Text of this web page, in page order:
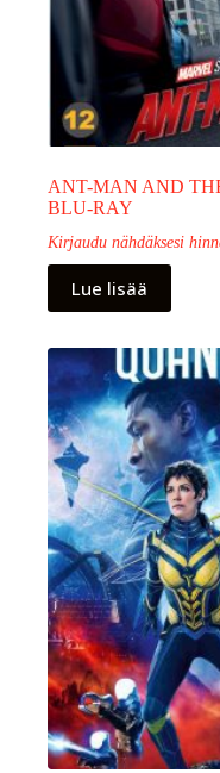
ANT-MAN AND
BLU-RAY
Kirjaudu nähdäksesi
Lue lisää